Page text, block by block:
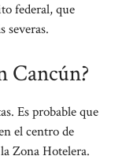
federal, que
severas.
Cancún?
Es probable que
el centro de
Zona Hotelera.